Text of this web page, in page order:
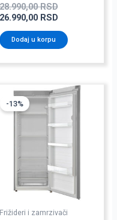
RSD
26.990,00 RSD
Dodaj u korpu
-13%
Frižideri i zamrzivači
Originalna
cena
je
bila:
Trenutna
cena
je:
25.990,00